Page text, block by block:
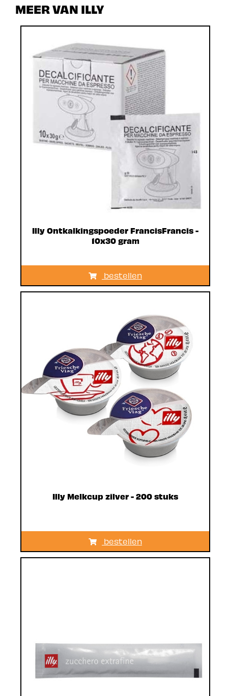
MEER VAN ILLY
Illy Ontkalkingspoeder FrancisFrancis -
10x30 gram
bestellen
Illy Melkcup zilver - 200 stuks
bestellen